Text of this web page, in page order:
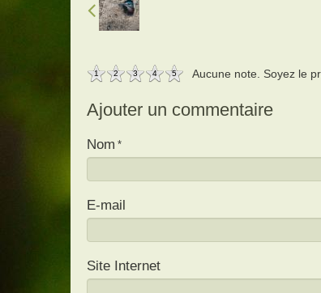
1 2 3 4 5 Aucune note. Soyez le
Ajouter un commentaire
Nom
E-mail
Site Internet